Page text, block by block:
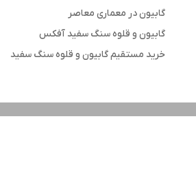
گابیون در معماری معاصر
گابیون و قلوه سنگ سفید آفکس
خرید مستقیم گابیون و قلوه سنگ سفید